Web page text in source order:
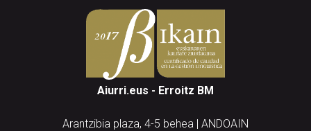
Aiurri.eus - Erroitz BM
Arantzibia plaza, 4-5 behea | ANDOAIN